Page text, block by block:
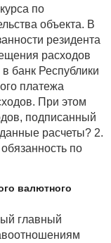
по
объекта. В
резидента
расходов
банк Республики
платежа
При этом
подписанный
расчеты? 2.
по
валютного
главный